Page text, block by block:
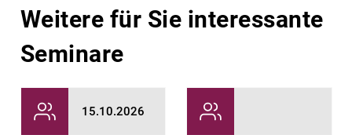
Weitere für Sie interessante
Seminare
15.10.2026